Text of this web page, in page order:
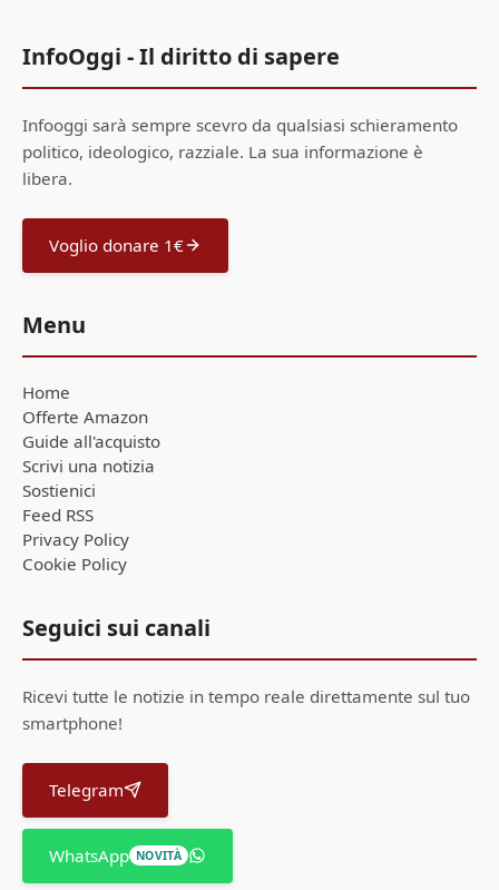
InfoOggi - Il diritto di sapere
Infooggi sarà sempre scevro da qualsiasi schieramento
politico, ideologico, razziale. La sua informazione è
libera.
Voglio donare 1€
Menu
Home
Offerte Amazon
Guide all'acquisto
Scrivi una notizia
Sostienici
Feed RSS
Privacy Policy
Cookie Policy
Seguici sui canali
Ricevi tutte le notizie in tempo reale direttamente sul tuo
smartphone!
Telegram
WhatsApp NOVITÀ